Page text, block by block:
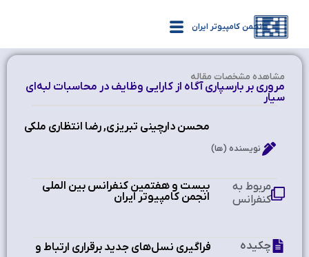
انجمن کامپیوتر ایران
مشاهده‌ مشخصات مقاله
مروری بر بارسپاری آگاه از کارایی وظایف در محاسبات لبه‌ای
سیار
محسن دارچینی تبریزی, رضا انتظاری ملکی
نویسنده (ها)
بیست و هفتمین کنفرانس بین الملی
انجمن کامپیوتر ایران
مربوط به
کنفرانس
فراگیری نسل‌های جدید برقراری ارتباط و
چکیده